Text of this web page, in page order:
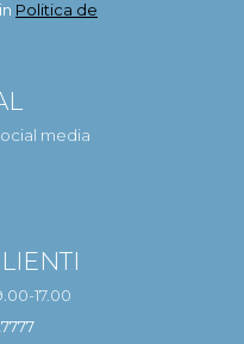
Politica de
media
17.00